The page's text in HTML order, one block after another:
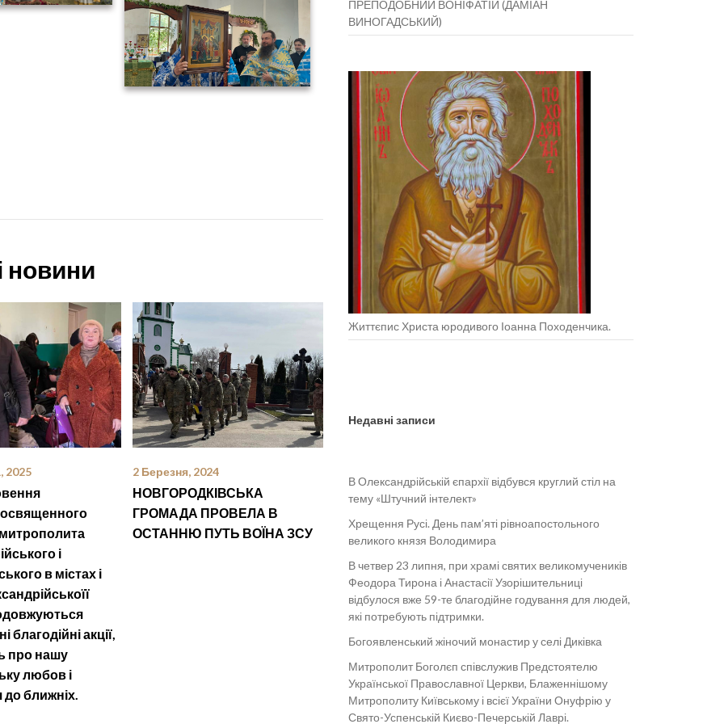
новини
2025
і
в містах і
благодійні акції,
про нашу
любов і
ближніх.
2 Березня, 2024
НОВГОРОДКІВСЬКА
ГРОМАДА ПРОВЕЛА В
ОСТАННЮ ПУТЬ ВОЇНА ЗСУ
ПРЕПОДОБНИЙ ВОНІФАТІЙ (ДАМІАН
ВИНОГАДСЬКИЙ)
Життєпис Христа юродивого Іоанна Походенчика.
Недавні записи
В Олександрійській єпархії відбувся круглий стіл на
тему «Штучний інтелект»
Хрещення Русі. День пам’яті рівноапостольного
великого князя Володимира
В четвер 23 липня, при храмі святих великомучеників
Феодора Тирона і Анастасії Узорішительниці
відбулося вже 59-те благодійне годування для людей,
які потребують підтримки.
Богоявленський жіночий монастир у селі Диківка
Митрополит Боголєп співслужив Предстоятелю
Української Православної Церкви, Блаженнішому
Митрополиту Київському і всієї України Онуфрію у
Свято-Успенській Києво-Печерській Лаврі.